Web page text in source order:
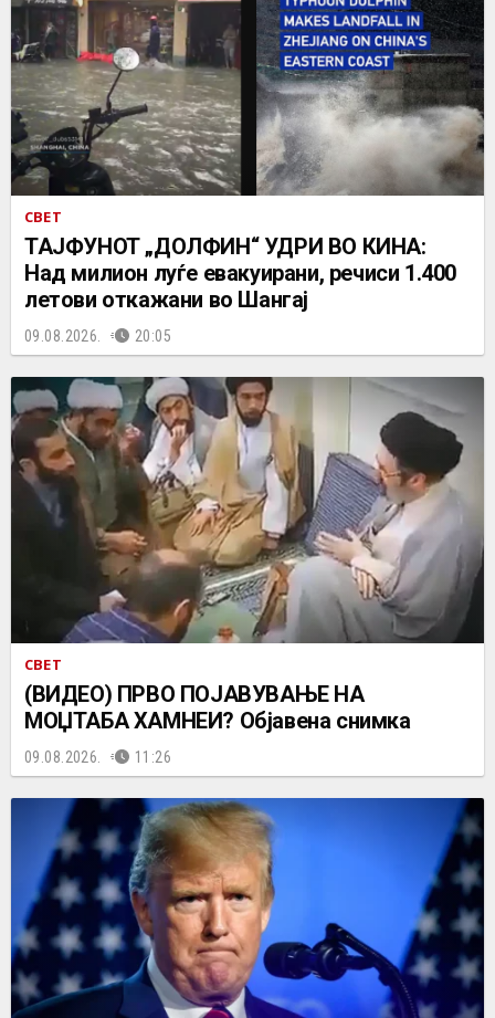
СВЕТ
ТАЈФУНОТ „ДОЛФИН“ УДРИ ВО КИНА:
Над милион луѓе евакуирани, речиси 1.400
летови откажани во Шангај
09.08.2026. 20:05
СВЕТ
(ВИДЕО) ПРВО ПОЈАВУВАЊЕ НА
МОЏТАБА ХАМНЕИ? Објавена снимка
09.08.2026. 11:26